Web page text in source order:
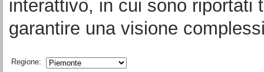
interattivo, in cui sono riportati
garantire una visione
Regione: